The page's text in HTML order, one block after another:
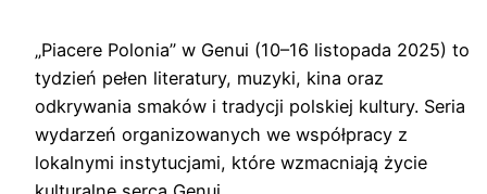
„Piacere Polonia” w Genui (10–16 listopada 2025) to
tydzień pełen literatury, muzyki, kina oraz
odkrywania smaków i tradycji polskiej kultury. Seria
wydarzeń organizowanych we współpracy z
lokalnymi instytucjami, które wzmacniają życie